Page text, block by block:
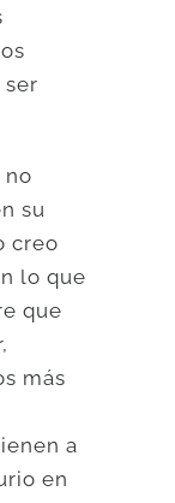
no
su
creo
lo que
que
más
a
en